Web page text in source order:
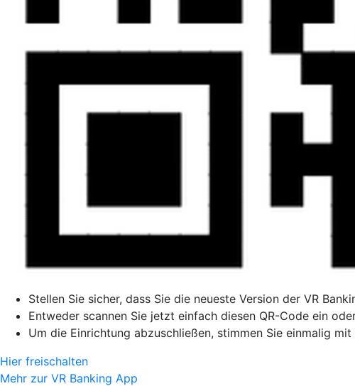
Stellen Sie sicher, dass Sie die neueste Version der VR
Entweder scannen Sie jetzt einfach diesen QR-Code ein
Um die Einrichtung abzuschließen, stimmen Sie einmalig
Hier freischalten
Mehr zur VR Banking App